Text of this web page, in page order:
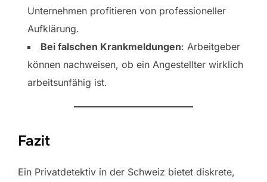
Unternehmen profitieren von professioneller
Aufklärung.
Bei falschen Krankmeldungen: Arbeitgeber
können nachweisen, ob ein Angestellter wirklich
arbeitsunfähig ist.
Fazit
Ein Privatdetektiv in der Schweiz bietet diskrete,